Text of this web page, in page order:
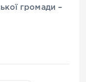
громади –